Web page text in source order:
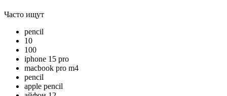
Часто ищут
pencil
10
100
iphone 15 pro
macbook pro m4
pencil
apple pencil